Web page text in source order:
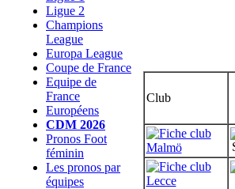
Ligue 2
Champions
League
Europa League
Coupe de France
Equipe de
France
Européens
CDM 2026
Pronos Foot
féminin
Les pronos par
équipes
Club
Malmö
Lecce